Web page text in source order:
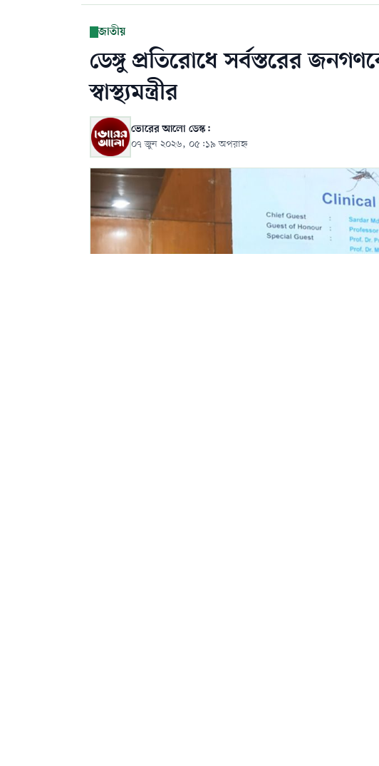
জাতীয়
ডেঙ্গু প্রতিরোধে সর্বস্তরের
স্বাস্থ্যমন্ত্রীর
ভোরের আলো ডেস্ক:
০৭ জুন ২০২৬, ০৫:১৯ অপরাহ্ন